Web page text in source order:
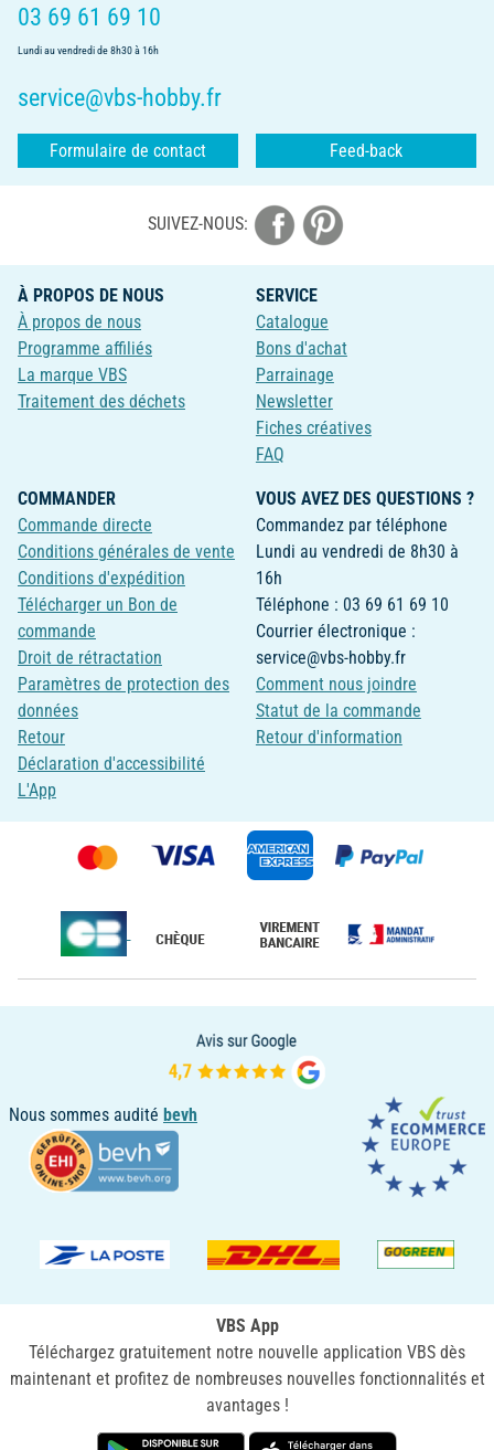
03 69 61 69 10
Lundi au vendredi de 8h30 à 16h
service@vbs-hobby.fr
Formulaire de contact Feed-back
SUIVEZ-NOUS:
À PROPOS DE NOUS
À propos de nous
Programme affiliés
La marque VBS
Traitement des déchets
SERVICE
Catalogue
Bons d'achat
Parrainage
Newsletter
Fiches créatives
FAQ
COMMANDER
Commande directe
Conditions générales de vente
Conditions d'expédition
Télécharger un Bon de
commande
Droit de rétractation
Paramètres de protection des
données
Retour
Déclaration d'accessibilité
L'App
VOUS AVEZ DES QUESTIONS ?
Commandez par téléphone
Lundi au vendredi de 8h30 à
16h
Téléphone : 03 69 61 69 10
Courrier électronique :
service@vbs-hobby.fr
Comment nous joindre
Statut de la commande
Retour d'information
Nous sommes audité bevh
VBS App
Téléchargez gratuitement notre nouvelle application VBS dès
maintenant et profitez de nombreuses nouvelles fonctionnalités et
avantages !